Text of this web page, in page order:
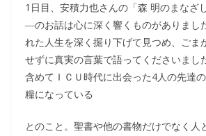
1日目、安積力也さんの「森 明のまな
―のお話は心に深く響くものがありまし
れた人生を深く掘り下げて見つめ、ごま
せずに真実の言葉で語ってくださいまし
含めてＩＣＵ時代に出会った4人の先達
糧になっている
とのこと。聖書や他の書物だけでなく人